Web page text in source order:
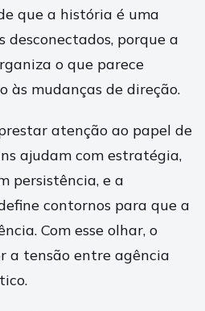
que a história é uma
desconectados, porque a
o que parece
às mudanças de direção.
atenção ao papel de
ajudam com estratégia,
persistência, e a
contornos para que a
Com esse olhar, o
a tensão entre agência